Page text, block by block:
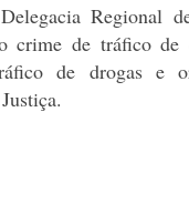
Regional
crime de tráfico de
de drogas e